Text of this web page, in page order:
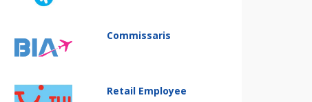
Commissaris
Retail Employee